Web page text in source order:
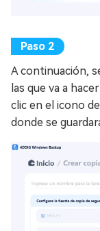
A continuación,
las que va a
clic en el icono
donde se